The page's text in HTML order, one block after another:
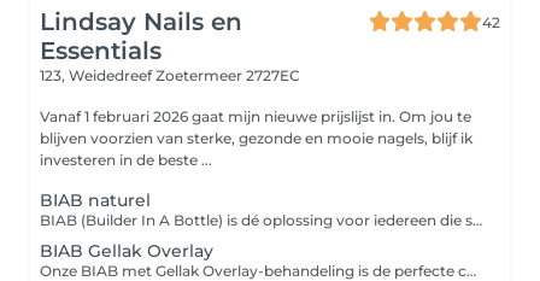
Lindsay Nails en
Essentials
42
123, WeidedreefZoetermeer 2727EC
Vanaf 1 februari 2026 gaat mijn nieuwe prijslijst in. Om jou te
blijven voorzien van sterke, gezonde en mooie nagels, blijf ik
investeren in de beste ...
BIAB naturel
BIAB (Builder In A Bottle) is dé oplossing voor iedereen die sterke, gezonde en natuurlijk ogende nagels wil. Deze flexibele builder gel biedt extra stevigheid zonder verlenging en stimuleert de natuurlijke nagelgroei. Perfect voor broze, dunne of snel brekende nagels!
BIAB Gellak Overlay
Onze BIAB met Gellak Overlay-behandeling is de perfecte combinatie voor wie sterke, gezonde nagels wil met een prachtige kleurafwerking. BIAB (Builder In A Bottle) verstevigt en beschermt de natuurlijke nagels, terwijl de gellak overlay zorgt voor een langdurige, strakke kleur."